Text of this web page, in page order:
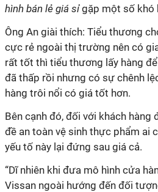
hình bán lẻ giá sỉgặp một số khó
Ông An giài thích: Tiểu thương
cực rẻ ngoài thị trường nên có
rất tốt thì tiểu thương lấy hàng
đã thấp rồi nhưng có sự chênh
hàng trôi nổi có giá tốt hơn.
Bên cạnh đó, đối với khách hàng
đề an toàn vệ sinh thực phẩm ai
yếu tố này lại đứng sau giá cả.
“Dĩ nhiên khi đưa mô hình cửa
Vissan ngoài hướng đến đối